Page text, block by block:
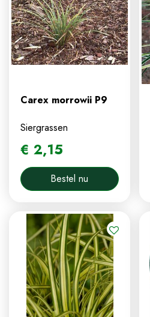
Carex morrowii P9
Siergrassen
€ 2,15
Bestel nu